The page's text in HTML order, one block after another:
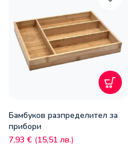
Бамбуков разпределител за
прибори
7,93 € (15,51 лв.)